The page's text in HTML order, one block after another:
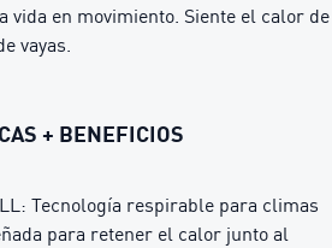
vida en movimiento. Siente el calor de
vayas.
+ BENEFICIOS
Tecnología respirable para climas
para retener el calor junto al